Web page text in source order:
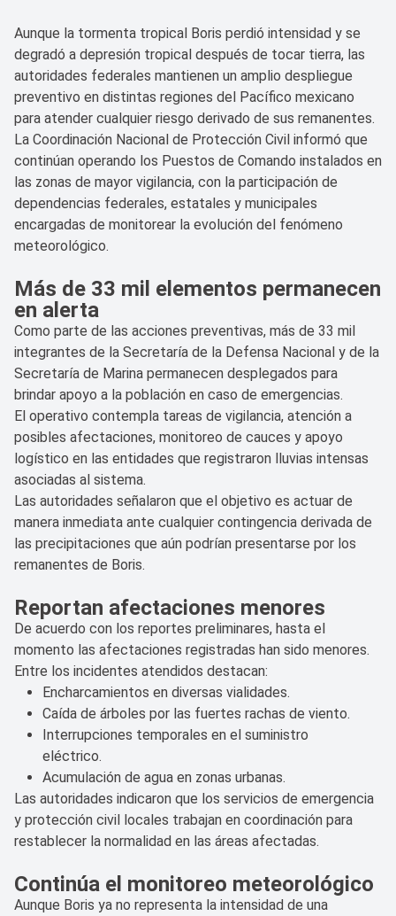
Aunque la tormenta tropical Boris perdió intensidad y se
degradó a depresión tropical después de tocar tierra, las
autoridades federales mantienen un amplio despliegue
preventivo en distintas regiones del Pacífico mexicano
para atender cualquier riesgo derivado de sus remanentes.
La Coordinación Nacional de Protección Civil informó que
continúan operando los Puestos de Comando instalados en
las zonas de mayor vigilancia, con la participación de
dependencias federales, estatales y municipales
encargadas de monitorear la evolución del fenómeno
meteorológico.
Más de 33 mil elementos permanecen
en alerta
Como parte de las acciones preventivas, más de 33 mil
integrantes de la Secretaría de la Defensa Nacional y de la
Secretaría de Marina permanecen desplegados para
brindar apoyo a la población en caso de emergencias.
El operativo contempla tareas de vigilancia, atención a
posibles afectaciones, monitoreo de cauces y apoyo
logístico en las entidades que registraron lluvias intensas
asociadas al sistema.
Las autoridades señalaron que el objetivo es actuar de
manera inmediata ante cualquier contingencia derivada de
las precipitaciones que aún podrían presentarse por los
remanentes de Boris.
Reportan afectaciones menores
De acuerdo con los reportes preliminares, hasta el
momento las afectaciones registradas han sido menores.
Entre los incidentes atendidos destacan:
Encharcamientos en diversas vialidades.
Caída de árboles por las fuertes rachas de viento.
Interrupciones temporales en el suministro
eléctrico.
Acumulación de agua en zonas urbanas.
Las autoridades indicaron que los servicios de emergencia
y protección civil locales trabajan en coordinación para
restablecer la normalidad en las áreas afectadas.
Continúa el monitoreo meteorológico
Aunque Boris ya no representa la intensidad de una